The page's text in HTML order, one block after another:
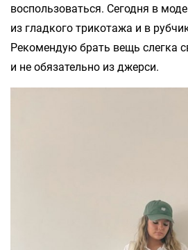
воспользоваться. Сегодня в
из гладкого трикотажа и в
Рекомендую брать вещь слегка
и не обязательно из джерси.